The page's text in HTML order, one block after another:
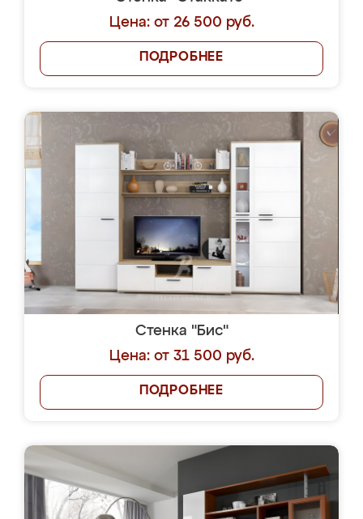
Цена: от 26 500 руб.
ПОДРОБНЕЕ
Стенка "Бис"
Цена: от 31 500 руб.
ПОДРОБНЕЕ